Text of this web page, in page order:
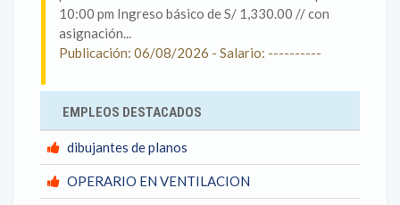
10:00 pm Ingreso básico de S/ 1,330.00 // con
asignación...
Publicación: 06/08/2026 - Salario: ----------
EMPLEOS DESTACADOS
dibujantes de planos
OPERARIO EN VENTILACION